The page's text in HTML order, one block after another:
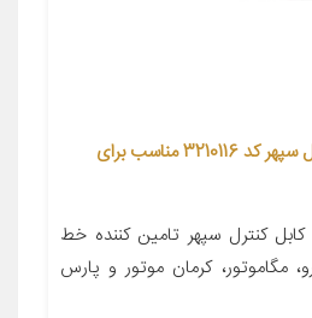
سیم گاز شرکت کابل کنترل سپهر کد 3210116 مناسب برای
کنترل سپهر تامین کننده خط
مگاموتور، کرمان موتور و پارس